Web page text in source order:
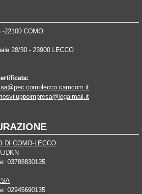
22100 COMO
28/30 - 23900 LECCO
DI COMO-LECCO
03788830135
02945690135